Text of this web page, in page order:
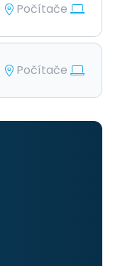
Počítače
Počítače